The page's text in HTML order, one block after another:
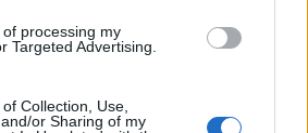
processing my
Targeted Advertising.
Collection, Use,
or Sharing of my